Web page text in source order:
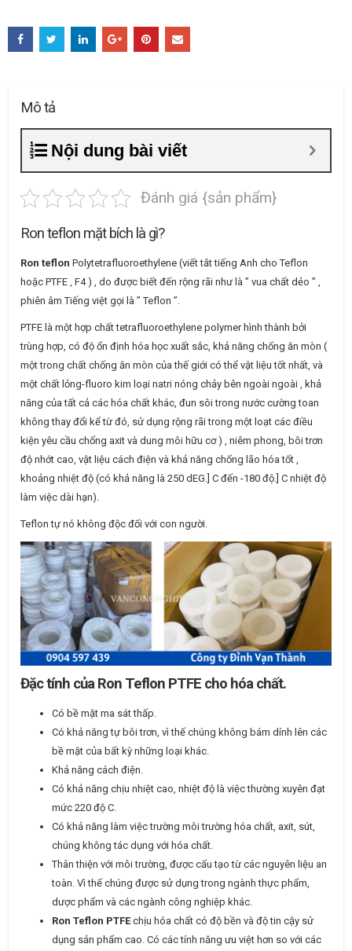
Mô tả
Nội dung bài viết
Đánh giá {sản phẩm}
Ron teflon mặt bích là gì?
Ron teflon Polytetrafluoroethylene (viết tắt tiếng Anh cho Teflon
hoặc PTFE , F4 ) , do được biết đến rộng rãi như là ” vua chất dẻo ” ,
phiên âm Tiếng việt gọi là ” Teflon ”.
PTFE là một hợp chất tetrafluoroethylene polymer hình thành bởi
trùng hợp, có độ ổn định hóa học xuất sắc, khả năng chống ăn mòn (
một trong chất chống ăn mòn của thế giới có thể vật liệu tốt nhất, và
một chất lỏng-fluoro kim loại natri nóng chảy bên ngoài ngoài , khả
năng của tất cả các hóa chất khác, đun sôi trong nước cường toan
không thay đổi kể từ đó, sử dụng rộng rãi trong một loạt các điều
kiện yêu cầu chống axit và dung môi hữu cơ ) , niêm phong, bôi trơn
độ nhớt cao, vật liệu cách điện và khả năng chống lão hóa tốt ,
khoảng nhiệt độ (có khả năng là 250 dEG.] C đến -180 độ.] C nhiệt độ
làm việc dài hạn).
Teflon tự nó không độc đối với con người.
Đặc tính của Ron Teflon PTFE cho hóa chất.
Có bề mặt ma sát thấp.
Có khả năng tự bôi trơn, vì thế chúng không bám dính lên các
bề mặt của bất kỳ những loại khác.
Khả năng cách điện.
Có khả năng chịu nhiệt cao, nhiệt độ là việc thường xuyên đạt
mức 220 độ C.
Có khả năng làm việc trường môi trường hóa chất, axit, sút,
chúng không tác dụng với hóa chất.
Thân thiện với môi trường, được cấu tạo từ các nguyên liệu an
toàn. Vì thế chúng được sử dụng trong ngành thực phẩm,
dược phẩm và các ngành công nghiệp khác.
Ron Teflon PTFE chịu hóa chất có độ bền và độ tin cậy sử
dụng sản phẩm cao. Có các tính năng ưu việt hơn so với các